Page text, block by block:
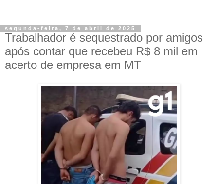
segunda-feira, 7 de abril de 2025
Trabalhador é sequestrado por amigos
após contar que recebeu R$ 8 mil em
acerto de empresa em MT